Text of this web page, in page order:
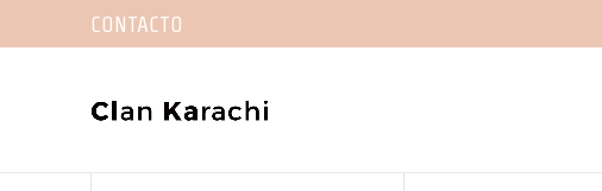
CONTACTO